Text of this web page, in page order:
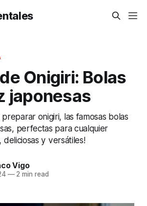
Onigiri: Bolas
japonesas
onigiri, las famosas bolas
perfectas para cualquier
deliciosas y versátiles!
Vigo
—2 min read